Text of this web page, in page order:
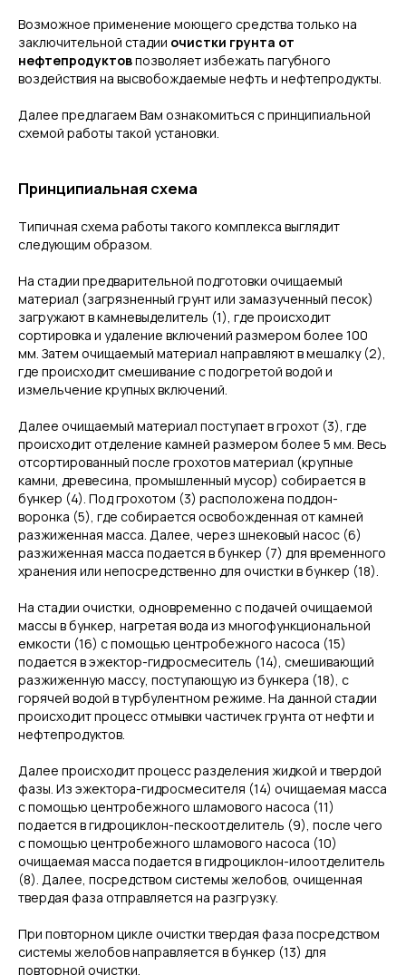
Возможное применение моющего средства только на
заключительной стадии очистки грунта от
нефтепродуктовпозволяет избежать пагубного
воздействия на высвобождаемые нефть и нефтепродукты.
Далее предлагаем Вам ознакомиться с принципиальной
схемой работы такой установки.
Принципиальная схема
Типичная схема работы такого комплекса выглядит
следующим образом.
На стадии предварительной подготовки очищаемый
материал (загрязненный грунт или замазученный песок)
загружают в камневыделитель (1), где происходит
сортировка и удаление включений размером более 100
мм. Затем очищаемый материал направляют в мешалку (2),
где происходит смешивание с подогретой водой и
измельчение крупных включений.
Далее очищаемый материал поступает в грохот (3), где
происходит отделение камней размером более 5 мм. Весь
отсортированный после грохотов материал (крупные
камни, древесина, промышленный мусор) собирается в
бункер (4). Под грохотом (3) расположена поддон-
воронка (5), где собирается освобожденная от камней
разжиженная масса. Далее, через шнековый насос (6)
разжиженная масса подается в бункер (7) для временного
хранения или непосредственно для очистки в бункер (18).
На стадии очистки, одновременно с подачей очищаемой
массы в бункер, нагретая вода из многофункциональной
емкости (16) с помощью центробежного насоса (15)
подается в эжектор-гидросмеситель (14), смешивающий
разжиженную массу, поступающую из бункера (18), с
горячей водой в турбулентном режиме. На данной стадии
происходит процесс отмывки частичек грунта от нефти и
нефтепродуктов.
Далее происходит процесс разделения жидкой и твердой
фазы. Из эжектора-гидросмесителя (14) очищаемая масса
с помощью центробежного шламового насоса (11)
подается в гидроциклон-пескоотделитель (9), после чего
с помощью центробежного шламового насоса (10)
очищаемая масса подается в гидроциклон-илоотделитель
(8). Далее, посредством системы желобов, очищенная
твердая фаза отправляется на разгрузку.
При повторном цикле очистки твердая фаза посредством
системы желобов направляется в бункер (13) для
повторной очистки.